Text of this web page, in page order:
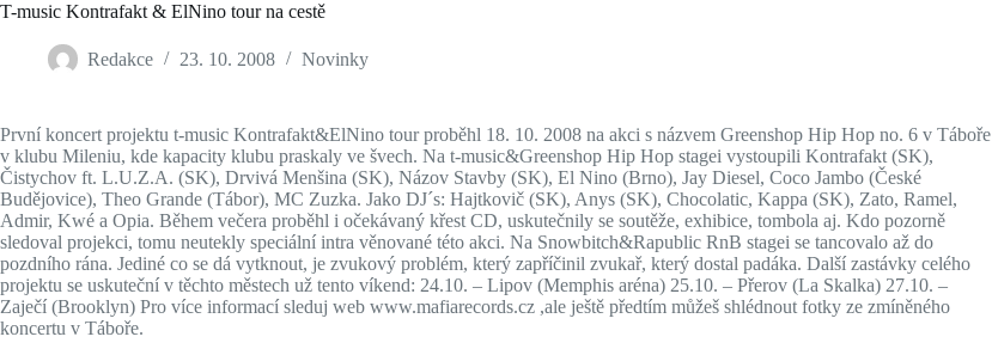
T-music Kontrafakt & ElNino tour na cestě
Redakce 23. 10. 2008 Novinky
První koncert projektu t-music Kontrafakt&ElNino tour proběhl 18. 10. 2008 na akci s názvem Greenshop Hip Hop no. 6 v Táboře
v klubu Mileniu, kde kapacity klubu praskaly ve švech. Na t-music&Greenshop Hip Hop stagei vystoupili Kontrafakt (SK),
Čistychov ft. L.U.Z.A. (SK), Drvivá Menšina (SK), Názov Stavby (SK), El Nino (Brno), Jay Diesel, Coco Jambo (České
Budějovice), Theo Grande (Tábor), MC Zuzka. Jako DJ´s: Hajtkovič (SK), Anys (SK), Chocolatic, Kappa (SK), Zato, Ramel,
Admir, Kwé a Opia. Během večera proběhl i očekávaný křest CD, uskutečnily se soutěže, exhibice, tombola aj. Kdo pozorně
sledoval projekci, tomu neutekly speciální intra věnované této akci. Na Snowbitch&Rapublic RnB stagei se tancovalo až do
pozdního rána. Jediné co se dá vytknout, je zvukový problém, který zapříčinil zvukař, který dostal padáka. Další zastávky celého
projektu se uskuteční v těchto městech už tento víkend: 24.10. – Lipov (Memphis aréna) 25.10. – Přerov (La Skalka) 27.10. –
Zaječí (Brooklyn) Pro více informací sleduj web www.mafiarecords.cz ,ale ještě předtím můžeš shlédnout fotky ze zmíněného
koncertu v Táboře.